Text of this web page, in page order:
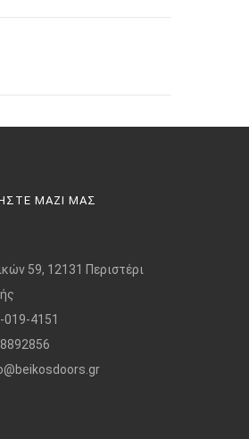
ΜΑΖΙ ΜΑΣ
59, 12131 Περιστέρι
019-4151